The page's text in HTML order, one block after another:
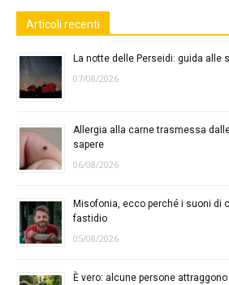
Articoli recenti
La notte delle Perseidi: guida alle
07/08/2026
Allergia alla carne trasmessa
sapere
06/08/2026
Misofonia, ecco perché i suoni di
fastidio
05/08/2026
È vero: alcune persone